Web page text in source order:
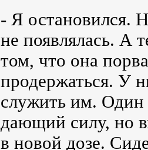
- Я остановился.
не появлялась. А
том, что она
продержаться. У
служить им. Один
дающий силу, но
в новой дозе.